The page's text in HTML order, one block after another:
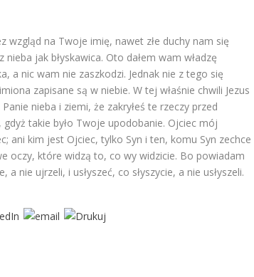
wzgląd na Twoje imię, nawet złe duchy nam się
jak błyskawica. Oto dałem wam władzę
a nic wam nie zaszkodzi. Jednak nie z tego się
zapisane są w niebie. W tej właśnie chwili Jezus
nieba i ziemi, że zakryłeś te rzeczy przed
takie było Twoje upodobanie. Ojciec mój
ani kim jest Ojciec, tylko Syn i ten, komu Syn zechce
oczy, które widzą to, co wy widzicie. Bo powiadam
nie ujrzeli, i usłyszeć, co słyszycie, a nie usłyszeli.